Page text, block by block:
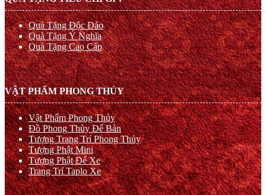
Quà Tặng Độc Đáo
Quà Tặng Ý Nghĩa
Quà Tặng Cao Cấp
VẬT PHẨM PHONG THỦY
Vật Phẩm Phong Thủy
Đồ Phong Thủy Để Bàn
Tượng Trang Trí Phong Thủy
Tượng Phật Mini
Tượng Phật Để Xe
Trang Trí Taplo Xe